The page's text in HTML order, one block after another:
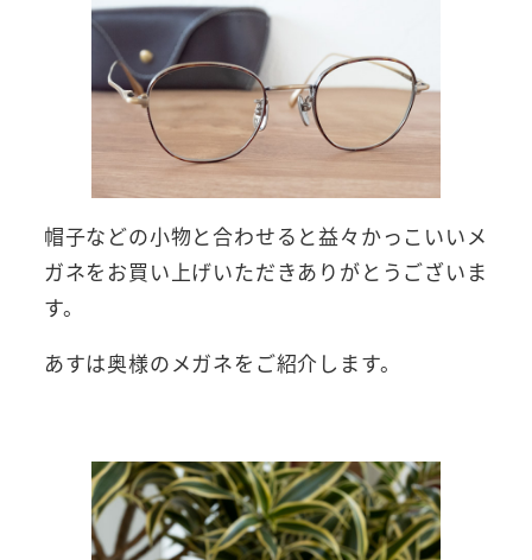
帽子などの小物と合わせると益々かっこいいメ
ガネをお買い上げいただきありがとうございま
す。
あすは奥様のメガネをご紹介します。